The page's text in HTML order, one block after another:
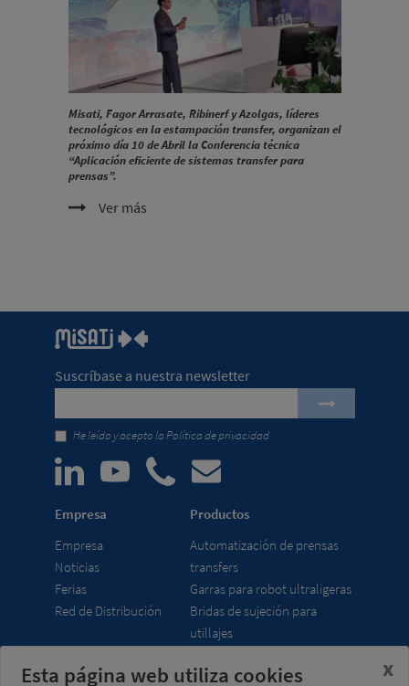
Misati, Fagor Arrasate, Ribinerf y Azolgas, líderes
tecnológicos en la estampación transfer, organizan el
próximo día 10 de Abril la Conferencia técnica
“Aplicación eficiente de sistemas transfer para
prensas”.
Ver más
Suscríbase a nuestra newsletter
He leído y acepto laPolítica de privacidad
Empresa
Empresa
Noticias
Ferias
Red de Distribución
Productos
Automatización de prensas
transfers
Garras para robot ultraligeras
Bridas de sujeción para
utillajes
Misati S.L. Horario
Esta página web utiliza cookies x